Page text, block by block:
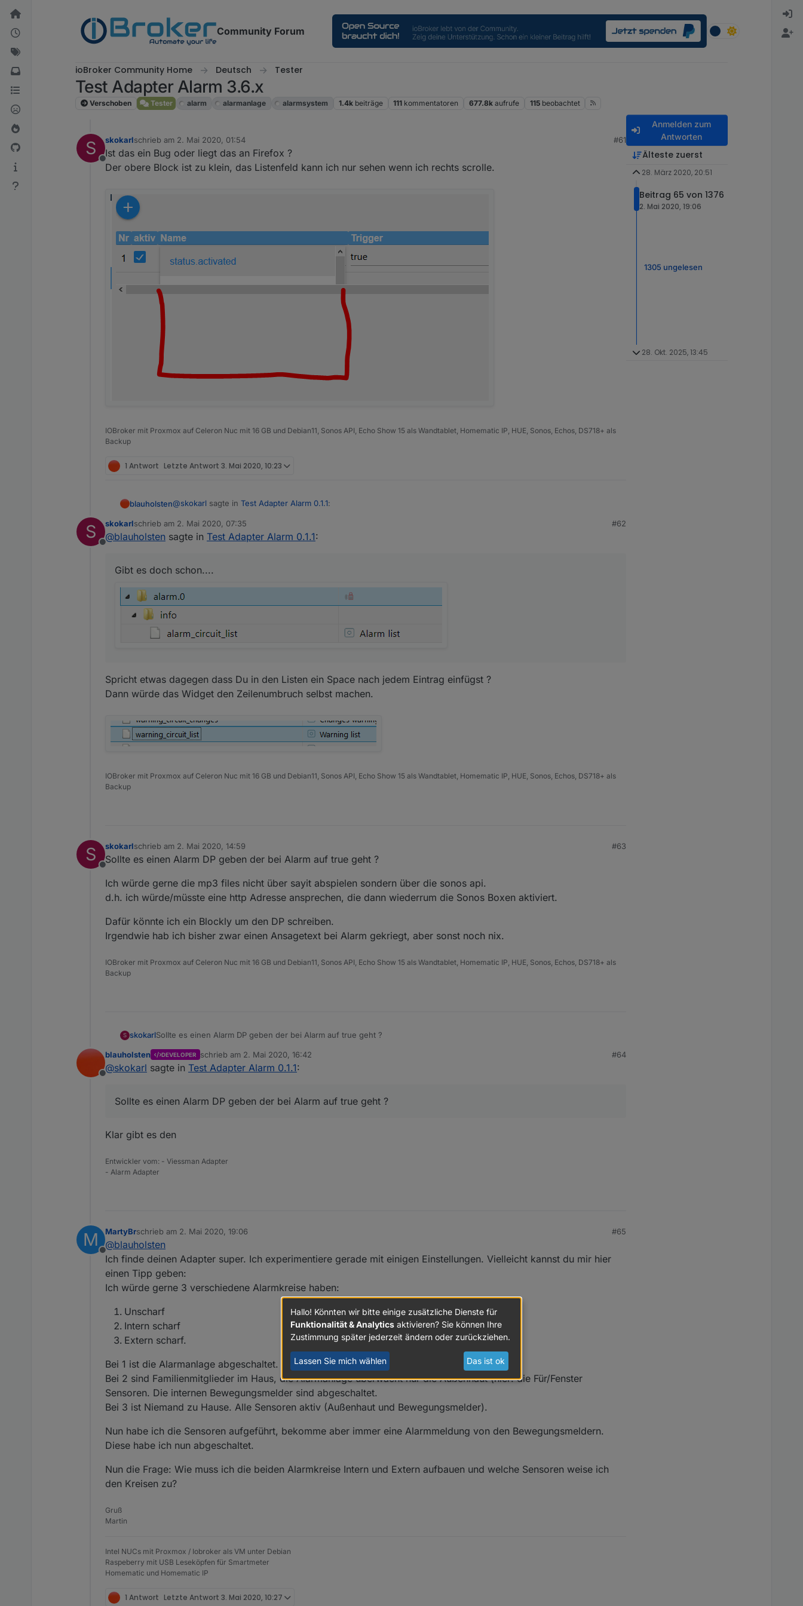
Weiter zum Inhalt
Community Forum
ioBroker Community Home Deutsch Tester
Test Adapter Alarm 3.6.x
Verschoben Tester alarm alarmanlage alarmsystem 1.4k beiträge 111 kommentatoren 677.8k aufrufe 115 beobachtet
S
Offline
skokarlschrieb am 2. Mai 2020, 01:54
zuletzt editiert von
#61
Ist das ein Bug oder liegt das an Firefox ?
Der obere Block ist zu klein, das Listenfeld kann ich nur sehen wenn ich rechts scrolle.
IOBroker mit Proxmox auf Celeron Nuc mit 16 GB und Debian11, Sonos API, Echo Show 15 als Wandtablet, Homematic IP, HUE, Sonos, Echos, DS718+ als
Backup
1 Antwort Letzte Antwort 3. Mai 2020, 10:23
blauholsten@skokarl sagte in Test Adapter Alarm 0.1.1:
@blauholstensagte in Test Adapter Alarm 0.1.1
Natürlich darf man das, eher im Gegenteil, ist erwünscht. Allerdings kann ich nicht versprechen, alles
Wunsch 1
Das erste was ich mir wünsche würde, wäre eine Liste aller aktueller angesprochener Aktoren, in welcher Form
Wenn ich mal ne Idee habe, die zu aufwendig ist, verzeih es mir einfach und vergiss es.
S
Offline
skokarlschrieb am 2. Mai 2020, 07:35
zuletzt editiert von
#62
@blauholsten sagte in Test Adapter Alarm 0.1.1:
Gibt es doch schon....
Spricht etwas dagegen dass Du in den Listen ein Space nach jedem Eintrag einfügst ?
Dann würde das Widget den Zeilenumbruch selbst machen.
IOBroker mit Proxmox auf Celeron Nuc mit 16 GB und Debian11, Sonos API, Echo Show 15 als Wandtablet, Homematic IP, HUE, Sonos, Echos, DS718+ als
Backup
S
Offline
skokarlschrieb am 2. Mai 2020, 14:59
zuletzt editiert von
#63
Sollte es einen Alarm DP geben der bei Alarm auf true geht ?
Ich würde gerne die mp3 files nicht über sayit abspielen sondern über die sonos api.
d.h. ich würde/müsste eine http Adresse ansprechen, die dann wiederrum die Sonos Boxen aktiviert.
Dafür könnte ich ein Blockly um den DP schreiben.
Irgendwie hab ich bisher zwar einen Ansagetext bei Alarm gekriegt, aber sonst noch nix.
IOBroker mit Proxmox auf Celeron Nuc mit 16 GB und Debian11, Sonos API, Echo Show 15 als Wandtablet, Homematic IP, HUE, Sonos, Echos, DS718+ als
Backup
S skokarlSollte es einen Alarm DP geben der bei Alarm auf true geht ?
Ich würde gerne die mp3 files nicht über sayit abspielen sondern über die sonos api.
d.h. ich würde/müsste eine http Adresse ansprechen, die dann wiederrum die Sonos Boxen aktiviert.
Offline
blauholsten DEVELOPER schrieb am 2. Mai 2020, 16:42
zuletzt editiert von
#64
@skokarl sagte in Test Adapter Alarm 0.1.1:
Sollte es einen Alarm DP geben der bei Alarm auf true geht ?
Klar gibt es den
Entwickler vom: - Viessman Adapter
- Alarm Adapter
M
Offline
MartyBrschrieb am 2. Mai 2020, 19:06
zuletzt editiert von
#65
@blauholsten
Ich finde deinen Adapter super. Ich experimentiere gerade mit einigen Einstellungen. Vielleicht kannst du mir hier
einen Tipp geben:
Ich würde gerne 3 verschiedene Alarmkreise haben:
Unscharf
Intern scharf
Extern scharf.
Bei 1 ist die Alarmanlage abgeschaltet.
Bei 2 sind Familienmitglieder im Haus, die Alarmanlage überwacht nur die Außenhaut (hier: die Für/Fenster
Sensoren. Die internen Bewegungsmelder sind abgeschaltet.
Bei 3 ist Niemand zu Hause. Alle Sensoren aktiv (Außenhaut und Bewegungsmelder).
Nun habe ich die Sensoren aufgeführt, bekomme aber immer eine Alarmmeldung von den Bewegungsmeldern.
Diese habe ich nun abgeschaltet.
Nun die Frage: Wie muss ich die beiden Alarmkreise Intern und Extern aufbauen und welche Sensoren weise ich
den Kreisen zu?
Gruß
Martin
Intel NUCs mit Proxmox / Iobroker als VM unter Debian
Raspeberry mit USB Leseköpfen für Smartmeter
Homematic und Homematic IP
1 Antwort Letzte Antwort 3. Mai 2020, 10:27
Anmelden zum
Antworten
Älteste zuerst
28. März 2020, 20:51
Beitrag 65 von 1376
2. Mai 2020, 19:06
1305 ungelesen
28. Okt. 2025, 13:45
Hallo! Könnten wir bitte einige zusätzliche Dienste für
Funktionalität & Analytics aktivieren? Sie können Ihre
Zustimmung später jederzeit ändern oder zurückziehen.
Lassen Sie mich wählen Das ist ok